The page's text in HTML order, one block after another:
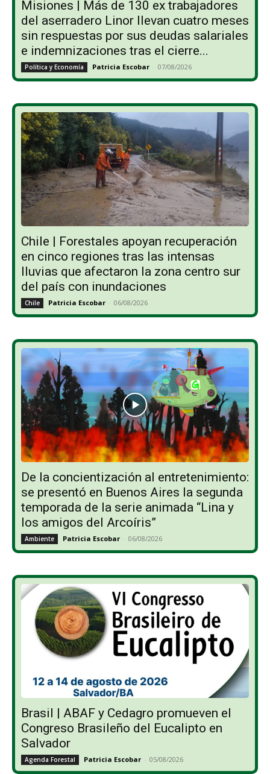
Misiones | Más de 130 ex trabajadores
del aserradero Linor llevan cuatro meses
sin respuestas por sus deudas salariales
e indemnizaciones tras el cierre...
Política y Economía Patricia Escobar - 07/08/2026
Chile | Forestales apoyan recuperación
en cinco regiones tras las intensas
lluvias que afectaron la zona centro sur
del país con inundaciones
Chile Patricia Escobar - 06/08/2026
De la concientización al entretenimiento:
se presentó en Buenos Aires la segunda
temporada de la serie animada “Lina y
los amigos del Arcoíris”
Ambiente Patricia Escobar - 06/08/2026
Brasil | ABAF y Cedagro promueven el
Congreso Brasileño del Eucalipto en
Salvador
Agenda Forestal Patricia Escobar - 05/08/2026